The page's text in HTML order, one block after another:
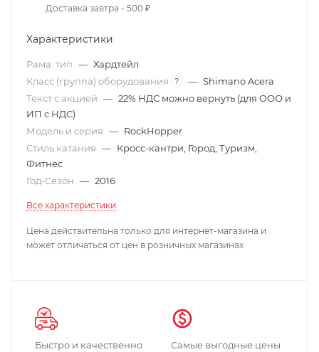
Доставка завтра - 500 ₽
Характеристики
Рама: тип — Хардтейл
Класс (группа) оборудования
? — Shimano Acera
Текст с акцией — 22% НДС можно вернуть (для ООО и
ИП с НДС)
Модель и серия — RockHopper
Стиль катания — Кросс-кантри, Город, Туризм,
Фитнес
Год-Сезон — 2016
Все характеристики
Цена действительна только для интернет-магазина и
может отличаться от цен в розничных магазинах
Быстро и качественно
Самые выгодные цены